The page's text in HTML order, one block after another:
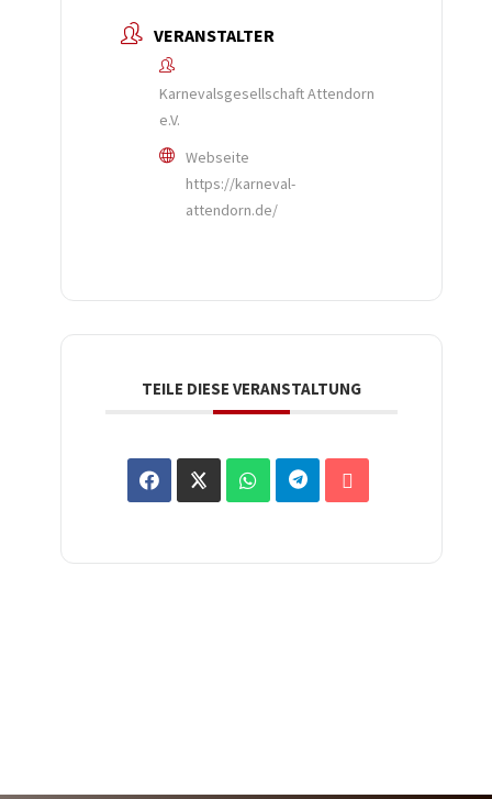
VERANSTALTER
Karnevalsgesellschaft Attendorn
e.V.
Webseite
https://karneval-
attendorn.de/
TEILE DIESE VERANSTALTUNG